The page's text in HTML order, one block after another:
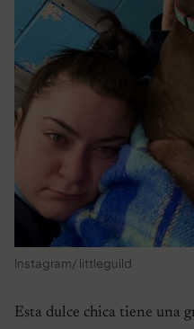
Instagram/ littleguild
Esta dulce chica tiene una